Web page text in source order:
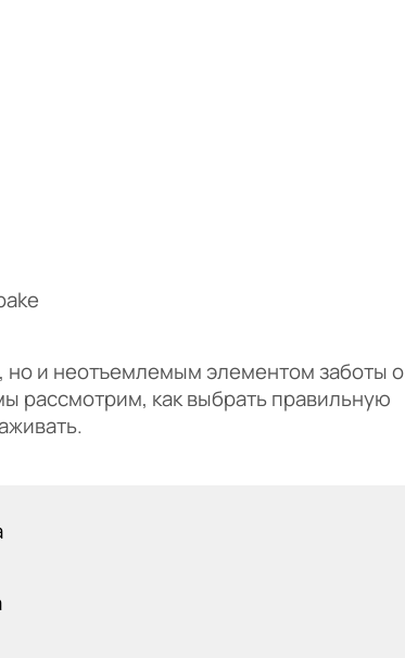
но и неотъемлемым элементом заботы о
рассмотрим, как выбрать правильную